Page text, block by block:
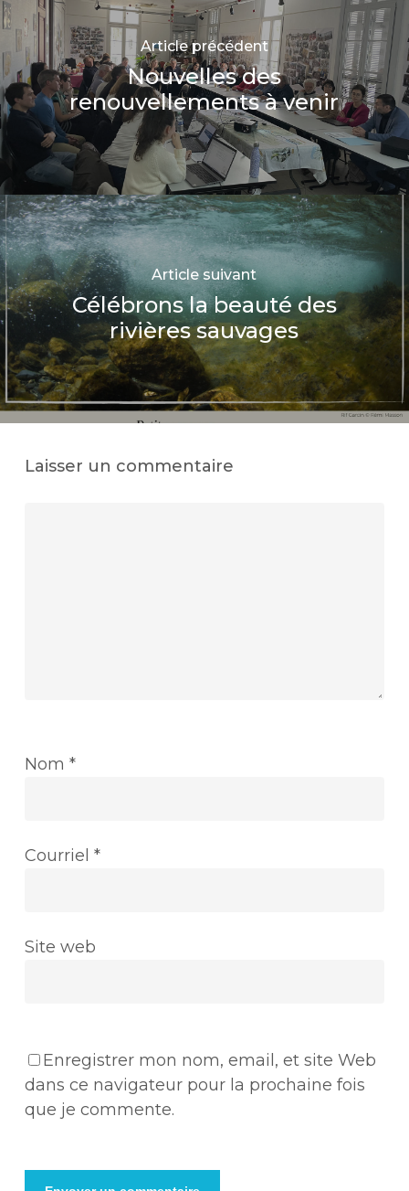
Article précédent
Nouvelles des
renouvellements à venir
Article suivant
Célébrons la beauté des
rivières sauvages
Laisser un commentaire
Nom *
Courriel *
Site web
Enregistrer mon nom, email, et site Web
dans ce navigateur pour la prochaine fois
que je commente.